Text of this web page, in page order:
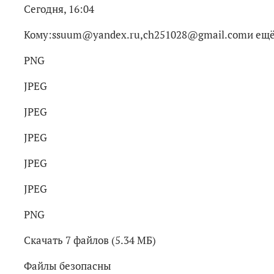
Сегодня, 16:04
Кому:ssuum@yandex.ru,ch251028@gmail.comи
PNG
JPEG
JPEG
JPEG
JPEG
JPEG
PNG
Скачать 7 файлов (5.34 МБ)
Файлы безопасны